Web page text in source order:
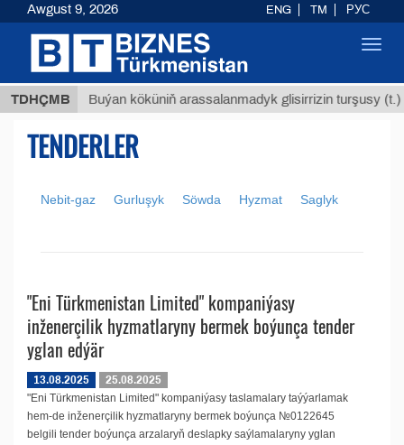
TDHÇMB
ТМТ Buýan köküniň arassalanmadyk glisirrizin turşusy (t.)
TENDERLER
Nebit-gaz Gurluşyk Söwda Hyzmat Saglyk
"Eni Türkmenistan Limited" kompaniýasy
inženerçilik hyzmatlaryny bermek boýunça tender
yglan edýär
13.08.2025
25.08.2025
"Eni Türkmenistan Limited" kompaniýasy taslamalary taýýarlamak
hem-de inženerçilik hyzmatlaryny bermek boýunça №0122645
belgili tender boýunça arzalaryň deslapky saýlamalaryny yglan
Awgust 9, 2026 ENG TM РУС